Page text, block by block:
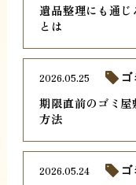
遺品整理にも通
とは
期限直前のゴミ
方法
2026.05.25 ゴ
2026.05.24 ゴ